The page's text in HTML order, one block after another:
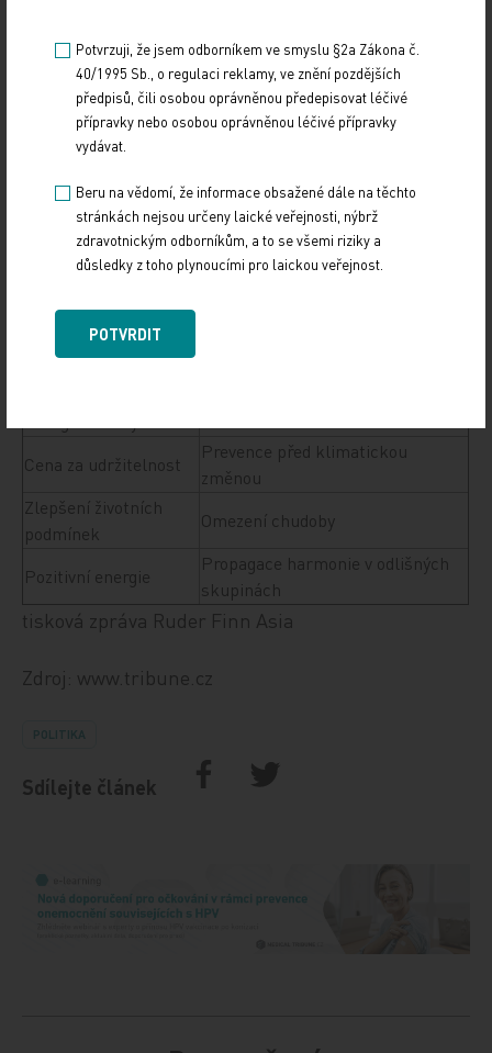
společnosti vnesli pozitivní energii a harmonii a
pomohli vybudovat mírumilovný a milující svět.
Cena LUI Che Woo je mezinárodní cenou za inovaci
pro různá odvětví. Byla založena s cílem reagovat
na stále přítomné globální potřeby a výzvy. Cena
bude každoročně v každé kategorii zahrnovat
zvláštní oblast zaměření.
Zvláštní oblasti zaměření pro kategorie cen v roce
2017 jsou následující:
Cena za udržitelnost
Prevence před klimatickou
změnou
Zlepšení životních
podmínek
Omezení chudoby
Pozitivní energie
Propagace harmonie v odlišných
skupinách
tisková zpráva Ruder Finn Asia
Zdroj: www.tribune.cz
POLITIKA
Sdílejte článek
Potvrzuji, že jsem odborníkem ve smyslu §2a Zákona č.
40/1995 Sb., o regulaci reklamy, ve znění pozdějších
předpisů, čili osobou oprávněnou předepisovat léčivé
přípravky nebo osobou oprávněnou léčivé přípravky
vydávat.
Beru na vědomí, že informace obsažené dále na těchto
stránkách nejsou určeny laické veřejnosti, nýbrž
zdravotnickým odborníkům, a to se všemi riziky a
důsledky z toho plynoucími pro laickou veřejnost.
POTVRDIT